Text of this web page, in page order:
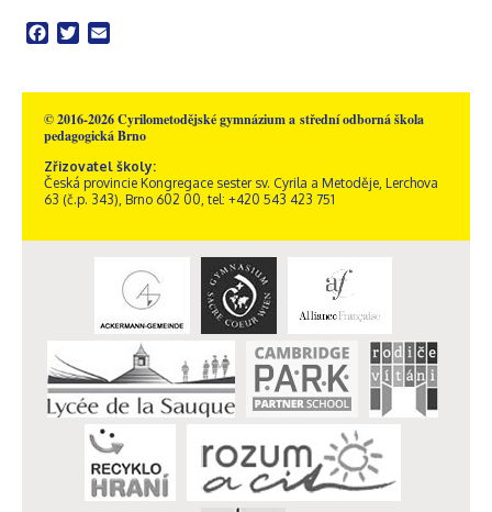
Facebook
Twitter
© 2016-2026 Cyrilometodějské gymnázium a střední odborná škola
pedagogická Brno
Zřizovatel školy:
Česká provincie Kongregace sester sv. Cyrila a Metoděje, Lerchova
63 (č.p. 343), Brno 602 00, tel: +420 543 423 751